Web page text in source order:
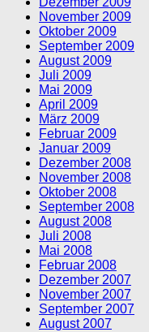
November 2009
Oktober 2009
September 2009
August 2009
Juli 2009
Mai 2009
April 2009
März 2009
Februar 2009
Januar 2009
Dezember 2008
November 2008
Oktober 2008
September 2008
August 2008
Juli 2008
Mai 2008
Februar 2008
Dezember 2007
November 2007
September 2007
August 2007